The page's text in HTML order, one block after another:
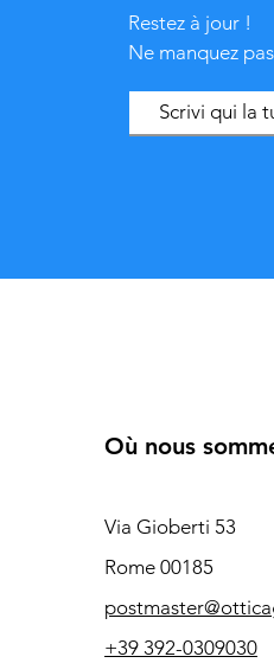
Restez à jour !
Ne manquez
Où nous
Via Gioberti 53
Rome 00185
+39 392-0309030